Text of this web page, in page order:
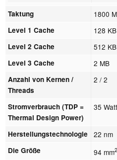
Taktung 1800
Level 1 Cache 128 KB
Level 2 Cache 512 KB
Level 3 Cache 2 MB
Anzahl von Kernen /
Threads
2 / 2
Stromverbrauch (TDP =
Thermal Design Power)
35 Watt
Herstellungstechnologie 22 nm
Die Größe 94 mm2